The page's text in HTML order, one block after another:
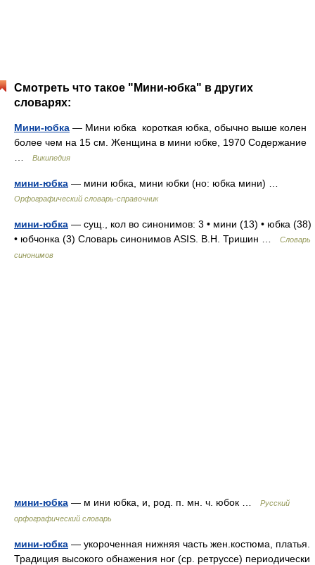
Смотреть что такое "Мини-юбка" в других
словарях:
Мини-юбка — Мини юбка короткая юбка, обычно выше колен
более чем на 15 см. Женщина в мини юбке, 1970 Содержание
Википедия
мини-юбка — мини юбка, мини юбки (но: юбка мини) …
Орфографический словарь-справочник
мини-юбка — сущ., кол во синонимов: 3 • мини (13) • юбка (38)
• юбчонка (3) Словарь синонимов ASIS. В.Н. Тришин …
Словарь
синонимов
мини-юбка — м ини юбка, и, род. п. мн. ч. юбок …
Русский
орфографический словарь
мини-юбка — укороченная нижняя часть жен.костюма, платья.
Традиция высокого обнажения ног (ср. ретруссе) периодически